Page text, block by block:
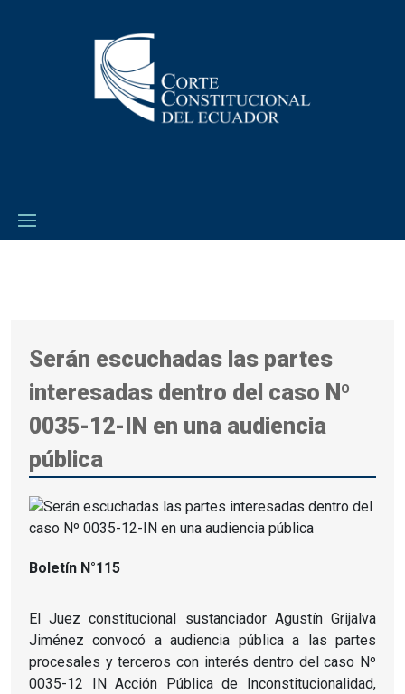
Serán escuchadas las partes
interesadas dentro del caso Nº
0035-12-IN en una audiencia
pública
Boletín N°115
El Juez constitucional sustanciador Agustín Grijalva
Jiménez convocó a audiencia pública a las partes
procesales y terceros con interés dentro del caso Nº
0035-12 IN Acción Pública de Inconstitucionalidad,